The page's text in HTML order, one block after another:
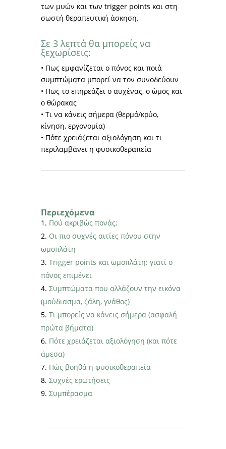
των μυών και των trigger points και στη
σωστή θεραπευτική άσκηση.
Σε 3 λεπτά θα μπορείς να
ξεχωρίσεις:
• Πως εμφανίζεται ο πόνος και ποιά
συμπτώματα μπορεί να τον συνοδεύουν
• Πως το επηρεάζει ο αυχένας, ο ώμος και
ο θώρακας
• Τι να κάνεις σήμερα (θερμό/κρύο,
κίνηση, εργονομία)
• Πότε χρειάζεται αξιολόγηση και τι
περιλαμβάνει η φυσικοθεραπεία
Περιεχόμενα
Πού ακριβώς πονάς;
Οι πιο συχνές αιτίες πόνου στην
ωμοπλάτη
Trigger points και ωμοπλάτη: γιατί ο
πόνος επιμένει
Συμπτώματα που αλλάζουν την εικόνα
(μούδιασμα, ζάλη, γνάθος)
Τι μπορείς να κάνεις σήμερα (ασφαλή
πρώτα βήματα)
Πότε χρειάζεται αξιολόγηση (και πότε
άμεσα)
Πώς βοηθά η φυσικοθεραπεία
Συχνές ερωτήσεις
Συμπέρασμα